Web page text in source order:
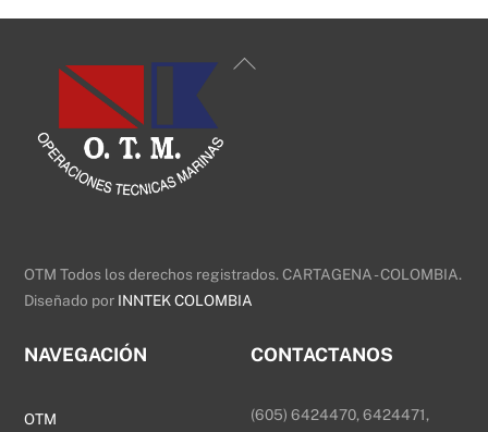
Back
OTM Todos los derechos registrados. CARTAGENA - COLOMBIA.
Diseñado por INNTEK COLOMBIA
NAVEGACIÓN
OTM
CONTACTANOS
(605) 6424470, 6424471,